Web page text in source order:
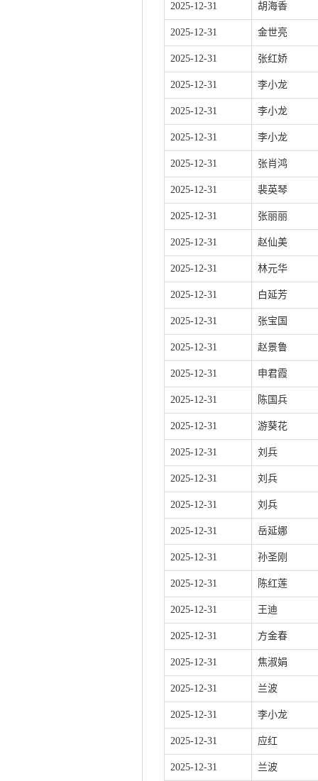
2025-12-31 胡海香
2025-12-31 金世亮
2025-12-31 张红娇
2025-12-31 李小龙
2025-12-31 李小龙
2025-12-31 李小龙
2025-12-31 张肖鸿
2025-12-31 裴英琴
2025-12-31 张丽丽
2025-12-31 赵仙美
2025-12-31 林元华
2025-12-31 白延芳
2025-12-31 张宝国
2025-12-31 赵景鲁
2025-12-31 申君霞
2025-12-31 陈国兵
2025-12-31 游葵花
2025-12-31 刘兵
2025-12-31 刘兵
2025-12-31 刘兵
2025-12-31 岳延娜
2025-12-31 孙圣刚
2025-12-31 陈红莲
2025-12-31 王迪
2025-12-31 方金春
2025-12-31 焦淑娟
2025-12-31 兰波
2025-12-31 李小龙
2025-12-31 应红
2025-12-31 兰波